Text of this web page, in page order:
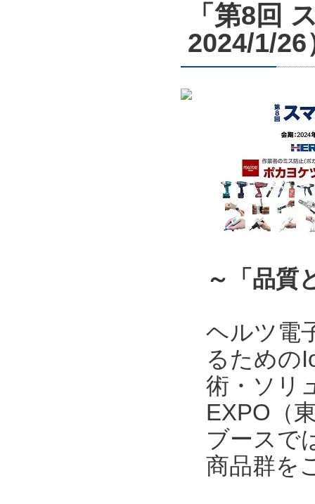
「第8回
2024/1/
～「品質
ヘルツ電
るための
術・ソリ
EXPO（
ブースで
商品群を